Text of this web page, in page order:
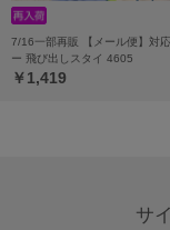
7/16一部再販 【メール便】対
ー 飛び出しスタイ 4605
￥1,419
サ